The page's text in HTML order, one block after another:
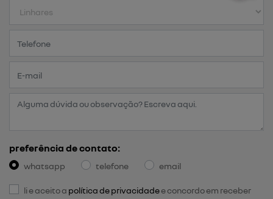
preferência de contato:
whatsapp telefone email
li e aceito a política de privacidadee concordo em receber